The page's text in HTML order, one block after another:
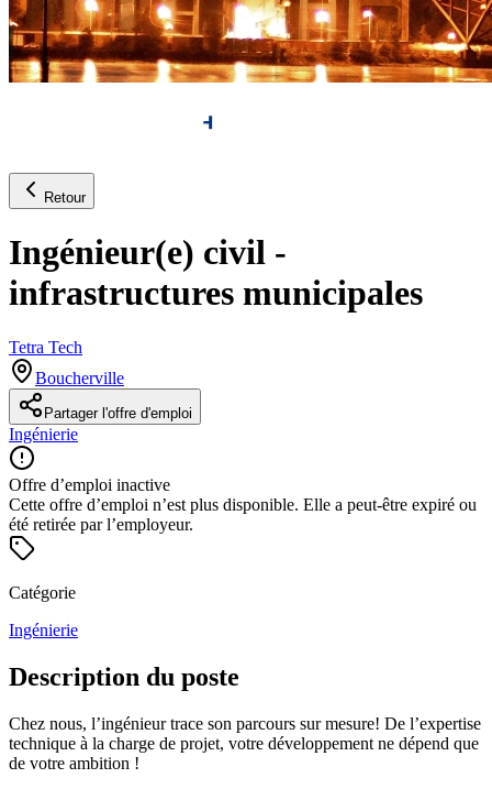
Retour
Ingénieur(e) civil -
infrastructures municipales
Tetra Tech
Boucherville
Partager l'offre d'emploi
Ingénierie
Offre d’emploi inactive
Cette offre d’emploi n’est plus disponible. Elle a peut-être expiré ou
été retirée par l’employeur.
Catégorie
Ingénierie
Description du poste
Chez nous, l’ingénieur trace son parcours sur mesure! De l’expertise
technique à la charge de projet, votre développement ne dépend que
de votre ambition !